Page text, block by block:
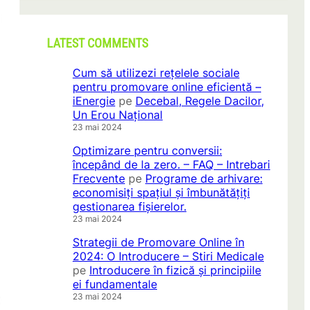
LATEST COMMENTS
Cum să utilizezi rețelele sociale
pentru promovare online eficientă –
iEnergie pe Decebal, Regele Dacilor,
Un Erou Național
23 mai 2024
Optimizare pentru conversii:
începând de la zero. – FAQ – Intrebari
Frecvente pe Programe de arhivare:
economisiți spațiul și îmbunătățiți
gestionarea fișierelor.
23 mai 2024
Strategii de Promovare Online în
2024: O Introducere – Stiri Medicale
pe Introducere în fizică și principiile
ei fundamentale
23 mai 2024